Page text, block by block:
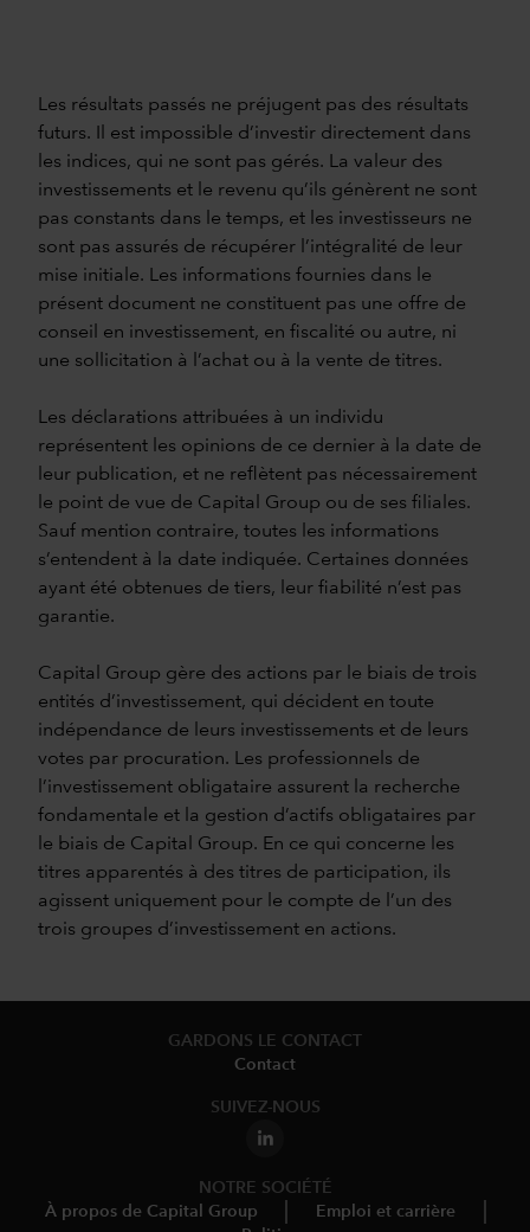
Les résultats passés ne préjugent pas des résultats
futurs. Il est impossible d’investir directement dans
les indices, qui ne sont pas gérés. La valeur des
investissements et le revenu qu’ils génèrent ne sont
pas constants dans le temps, et les investisseurs ne
sont pas assurés de récupérer l’intégralité de leur
mise initiale. Les informations fournies dans le
présent document ne constituent pas une offre de
conseil en investissement, en fiscalité ou autre, ni
une sollicitation à l’achat ou à la vente de titres.
Les déclarations attribuées à un individu
représentent les opinions de ce dernier à la date de
leur publication, et ne reflètent pas nécessairement
le point de vue de Capital Group ou de ses filiales.
Sauf mention contraire, toutes les informations
s’entendent à la date indiquée. Certaines données
ayant été obtenues de tiers, leur fiabilité n’est pas
garantie.
Capital Group gère des actions par le biais de trois
entités d’investissement, qui décident en toute
indépendance de leurs investissements et de leurs
votes par procuration. Les professionnels de
l’investissement obligataire assurent la recherche
fondamentale et la gestion d’actifs obligataires par
le biais de Capital Group. En ce qui concerne les
titres apparentés à des titres de participation, ils
agissent uniquement pour le compte de l’un des
trois groupes d’investissement en actions.
GARDONS LE CONTACT
Contact
SUIVEZ-NOUS
NOTRE SOCIÉTÉ
À propos de Capital Group
Emploi et carrière